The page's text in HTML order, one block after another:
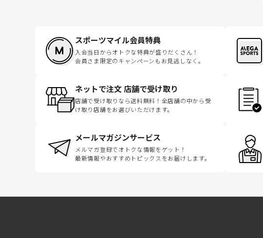
スポーツマイル会員特典
入会当日からオトクな特典が盛りだくさん！
会員さま限定のキャンペーンもお見逃しなく。
ネットで注文 店舗で受け取り
店舗で受け取りなら送料無料！全店舗の中から受
け取り店舗をお選びいただけます。
メールマガジンサービス
メルマガ登録でオトクな情報をゲット！
最新情報やおすすめトピックスをお届けします。